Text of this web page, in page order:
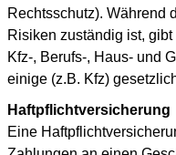
Rechtsschutz). Während
Risiken zuständig ist,
Kfz-, Berufs-, Haus- und
einige (z.B. Kfz)
Haftpflichtversicherung
Eine